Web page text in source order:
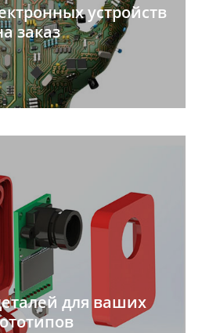
устройств
заказ
для ваших